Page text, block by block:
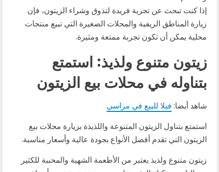
إذا كنت تبحث عن تجربة فريدة لتذوق وشراء الزيتون، فإن
زيارة المناطق الريفية والمحلات الصغيرة التي تبيع منتجات
محلية يمكن أن تكون تجربة ممتعة ومثيرة.
زيتون متنوع ولذيذ: استمتع
بتناوله في محلات بيع الزيتون
شاهد أيضا:فيلا للبيع في مراسي
استمتع بتناول الزيتون المتنوعة واللذيذة بزيارة محلات بيع
الزيتون التي تقدم أفضل الأنواع بجودة عالية وأسعار مناسبة.
زيتون متنوع ولذيذ يعتبر من الأطعمة الشهية والمحببة للكثير